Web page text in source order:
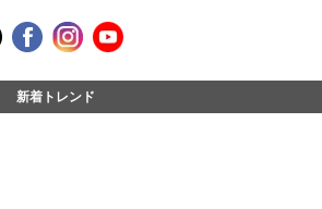
新着トレンド